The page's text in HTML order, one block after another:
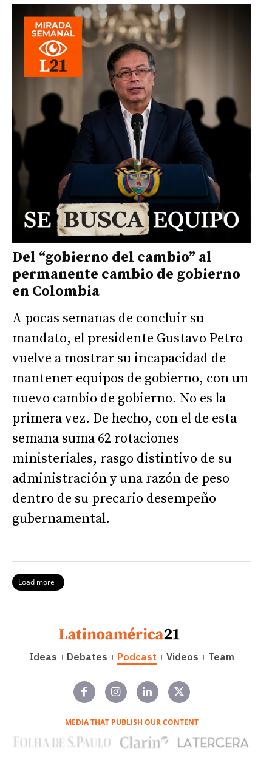
Del “gobierno del cambio” al
permanente cambio de gobierno
en Colombia
A pocas semanas de concluir su
mandato, el presidente Gustavo Petro
vuelve a mostrar su incapacidad de
mantener equipos de gobierno, con un
nuevo cambio de gobierno. No es la
primera vez. De hecho, con el de esta
semana suma 62 rotaciones
ministeriales, rasgo distintivo de su
administración y una razón de peso
dentro de su precario desempeño
gubernamental.
Load more
Ideas Debates Podcast Videos Team
MEDIA THAT PUBLISH OUR CONTENT